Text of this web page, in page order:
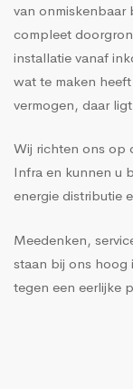
van onmiskenbaar
compleet
installatie vanaf
wat te maken
vermogen, daar
Wij richten ons op
Infra en kunnen u
energie distributie
Meedenken,
staan bij ons hoog
tegen een eerlijke